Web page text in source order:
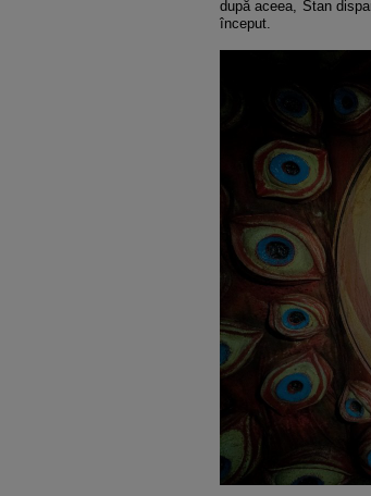
după aceea, Stan
început.